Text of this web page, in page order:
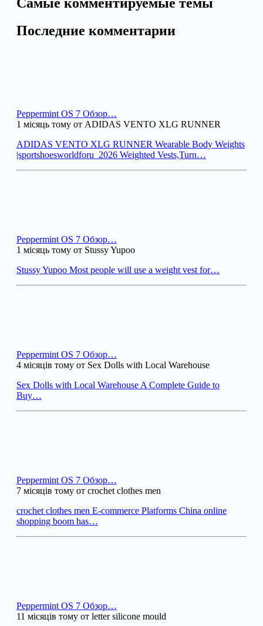
Последние комментарии
Peppermint OS 7 Обзор…
1 місяць тому от ADIDAS VENTO XLG RUNNER
ADIDAS VENTO XLG RUNNER Wearable Body Weights
|sportshoesworldforu_2026 Weighted Vests,Turn…
Peppermint OS 7 Обзор…
1 місяць тому от Stussy Yupoo
Stussy Yupoo Most people will use a weight vest for…
Peppermint OS 7 Обзор…
4 місяців тому от Sex Dolls with Local Warehouse
Sex Dolls with Local Warehouse A Complete Guide to
Buy…
Peppermint OS 7 Обзор…
7 місяців тому от crochet clothes men
crochet clothes men E-commerce Platforms China online
shopping boom has…
Peppermint OS 7 Обзор…
11 місяців тому от letter silicone mould